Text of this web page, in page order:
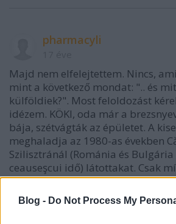
Blog - Do Not Process My
pharmacyli
Majd nem elfelejtettem. Nincs,
mint a következő mondat: ".. és
külföldiek?". Most feloldozást
idézem. KÖKI, oda már a
bája, szétvágták az épületet. A
meghaladja az 1980-as években
Szilisztránál (Románia és
ceauseşcui idő) látottakat. Csak
fejlődik, mi oda csúszunk, ahol ők
A szutyok, redva és kosz
monstrumtól kb 200 méter az új